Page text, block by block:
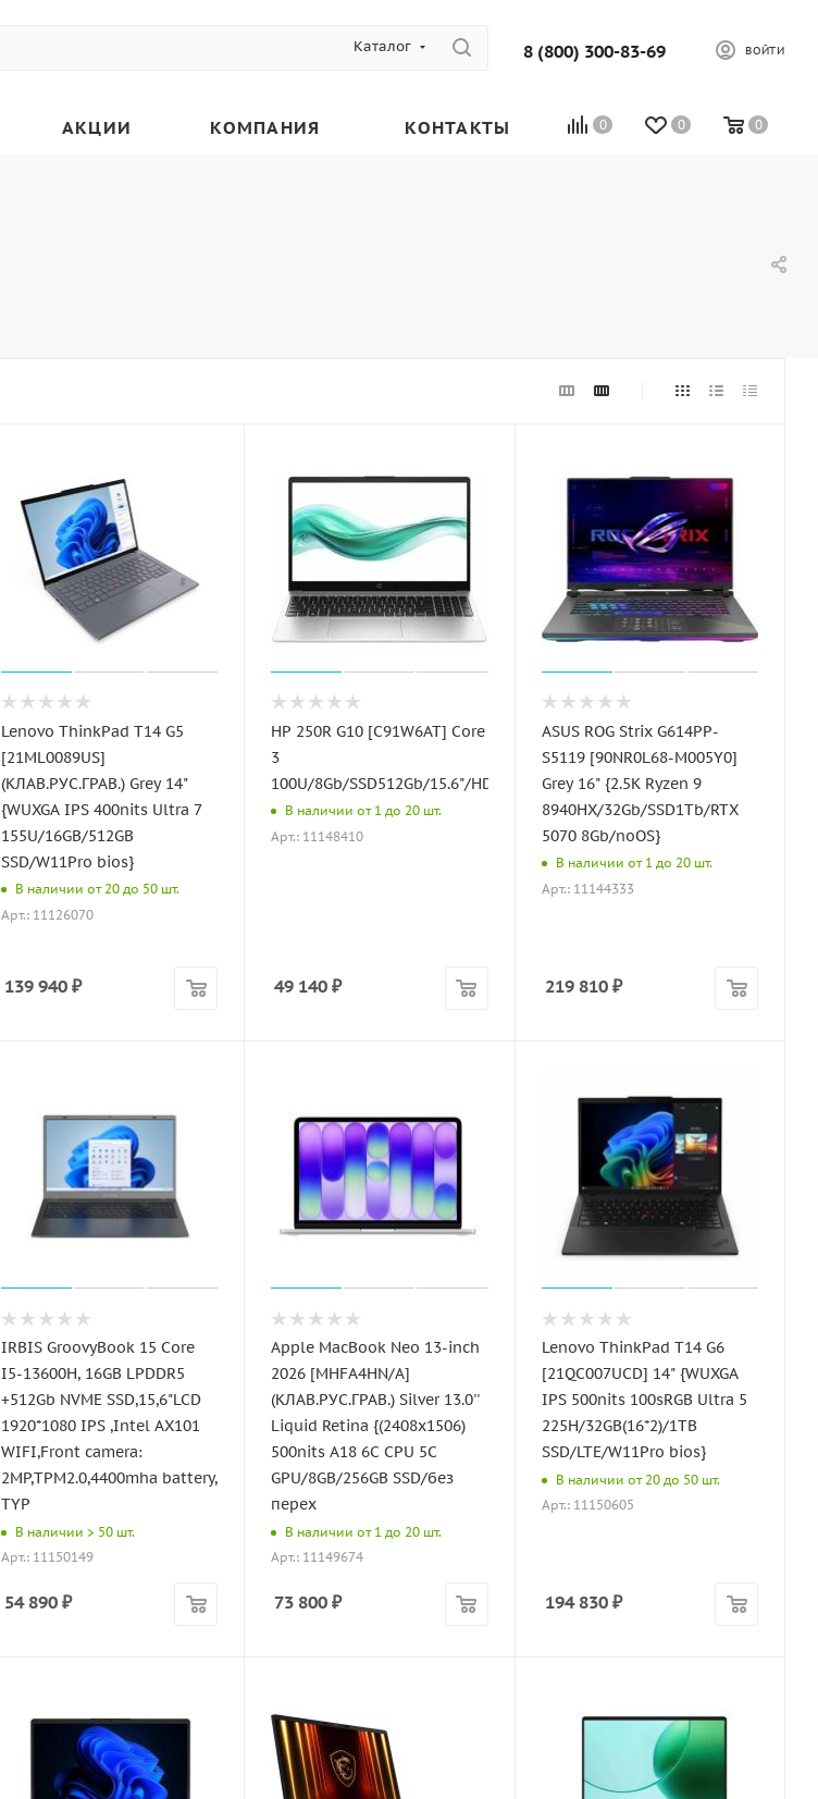
Каталог 8 (800) 300-83-69 ВОЙТИ
0 0 0
АКЦИИ КОМПАНИЯ КОНТАКТЫ
Lenovo ThinkPad T14 G5
[21ML0089US]
(КЛАВ.РУС.ГРАВ.) Grey 14"
{WUXGA IPS 400nits Ultra 7
155U/16GB/512GB
SSD/W11Pro bios}
В наличии от 20 до 50 шт.
Арт.: 11126070
139 940₽
HP 250R G10 [C91W6AT] Core
3
100U/8Gb/SSD512Gb/15.6"/HD/noOS/dk.silver
В наличии от 1 до 20 шт.
Арт.: 11148410
49 140 ₽
ASUS ROG Strix G614PP-
S5119 [90NR0L68-M005Y0]
Grey 16" {2.5K Ryzen 9
8940HX/32Gb/SSD1Tb/RTX
5070 8Gb/noOS}
В наличии от 1 до 20 шт.
Арт.: 11144333
219 810₽
IRBIS GroovyBook 15 Core
I5-13600H, 16GB LPDDR5
+512Gb NVME SSD,15,6"LCD
1920*1080 IPS ,Intel AX101
WIFI,Front camera:
2MP,TPM2.0,4400mha battery,
TYP
В наличии > 50 шт.
Арт.: 11150149
54 890₽
Apple MacBook Neo 13-inch
2026 [MHFA4HN/A]
(КЛАВ.РУС.ГРАВ.) Silver 13.0''
Liquid Retina {(2408x1506)
500nits A18 6C CPU 5C
GPU/8GB/256GB SSD/без
перех
В наличии от 1 до 20 шт.
Арт.: 11149674
73 800 ₽
Lenovo ThinkPad T14 G6
[21QC007UCD] 14" {WUXGA
IPS 500nits 100sRGB Ultra 5
225H/32GB(16*2)/1TB
SSD/LTE/W11Pro bios}
В наличии от 20 до 50 шт.
Арт.: 11150605
194 830₽